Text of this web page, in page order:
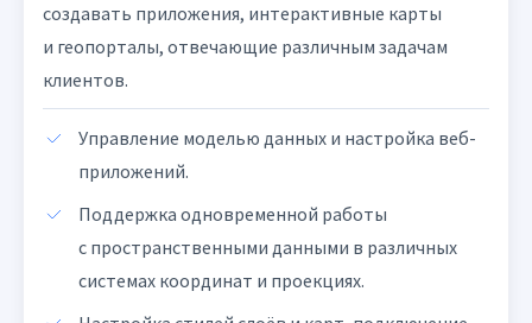
создавать приложения, интерактивные карты
и геопорталы, отвечающие различным задачам
клиентов.
Управление моделью данных и настройка веб-
приложений.
Поддержка одновременной работы
с пространственными данными в различных
системах координат и проекциях.